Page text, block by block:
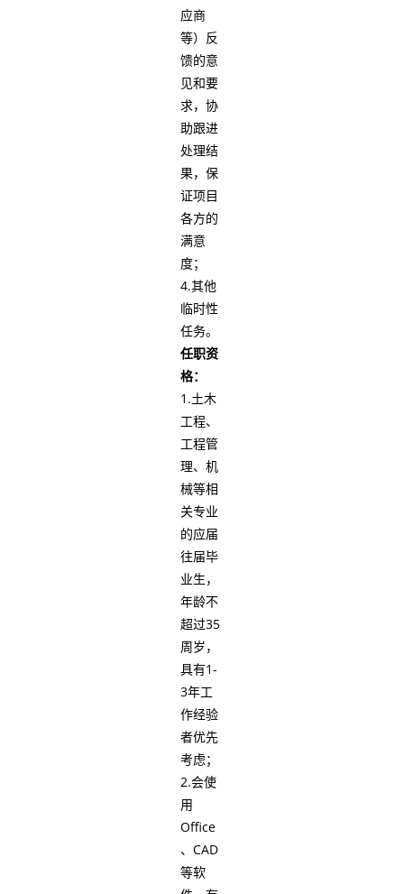
应商
等）反
馈的意
见和要
求，协
助跟进
处理结
果，保
证项目
各方的
满意
度；
4.其他
临时性
任务。
任职资
格：
1.土木
工程、
工程管
理、机
械等相
关专业
的应届
往届毕
业生，
年龄不
超过35
周岁，
具有1-
3年工
作经验
者优先
考虑；
2.会使
用
Office
、CAD
等软